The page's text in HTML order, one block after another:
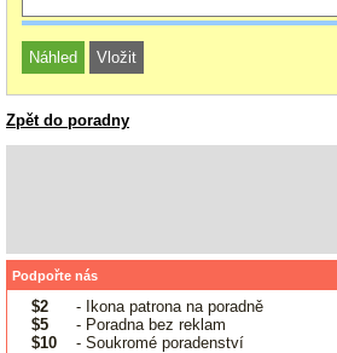
Zpět do poradny
Podpořte nás
$2
- Ikona patrona na poradně
$5
- Poradna bez reklam
$10
- Soukromé poradenství